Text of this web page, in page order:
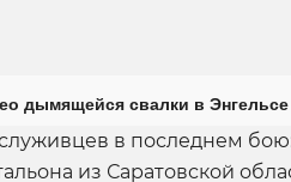
дымящейся свалки в Энгельсе